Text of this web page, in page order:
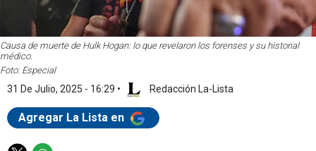
Causa de muerte de Hulk Hogan: lo que revelaron los forenses y su historial
médico.
Foto: Especial
31 De Julio, 2025 - 16:29 • Redacción La-Lista
Agregar La Lista en